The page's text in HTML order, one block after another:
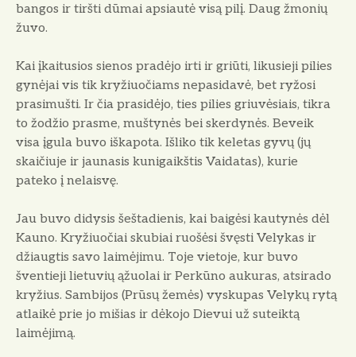
bangos ir tiršti dūmai apsiautė visą pilį. Daug žmonių
žuvo.
Kai įkaitusios sienos pradėjo irti ir griūti, likusieji pilies
gynėjai vis tik kryžiuočiams nepasidavė, bet ryžosi
prasimušti. Ir čia prasidėjo, ties pi­lies griuvėsiais, tikra
to žodžio pras­me, muštynės bei skerdynės. Beveik
visa įgula buvo iškapota. Išliko tik ke­letas gyvų (jų
skaičiuje ir jaunasis kunigaikštis Vaidatas), kurie
pateko į nelaisvę.
Jau buvo didysis šeštadienis, kai baigėsi kautynės dėl
Kauno. Kryžiuo­čiai skubiai ruošėsi švęsti Velykas ir
džiaugtis savo laimėjimu. Toje vietoje, kur buvo
šventieji lietuvių ąžuolai ir Perkūno aukuras, atsirado
kryžius. Sambijos (Prūsų žemės) vyskupas Ve­lykų rytą
atlaikė prie jo mišias ir dė­kojo Dievui už suteiktą
laimėjimą.